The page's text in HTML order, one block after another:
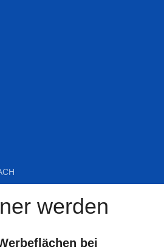
werden
bei